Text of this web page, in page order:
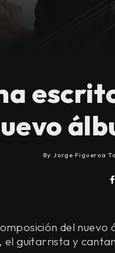
By Jorge Figueroa
del nuevo
el guitarrista y